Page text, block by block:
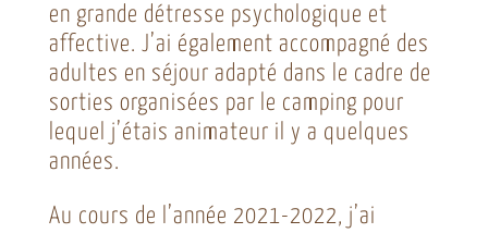
en grande détresse psychologique et
affective. J’ai également accompagné des
adultes en séjour adapté dans le cadre de
sorties organisées par le camping pour
lequel j’étais animateur il y a quelques
années.
Au cours de l’année 2021-2022, j’ai